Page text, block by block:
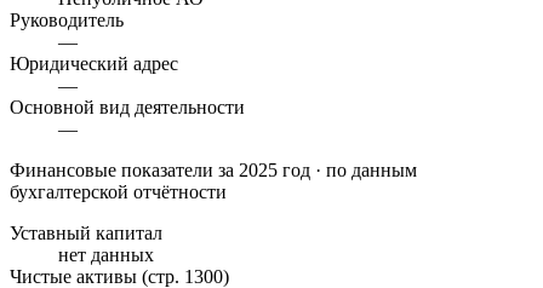
Руководитель
—
Юридический адрес
—
Основной вид деятельности
—
Финансовые показатели за 2025 год · по данным
бухгалтерской отчётности
Уставный капитал
нет данных
Чистые активы (стр. 1300)